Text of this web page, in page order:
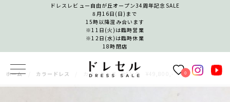
ドレスレビュー自由が丘オープン34周年記念SALE
8月16日(日)まで
15時以降混み合います
※11日(火)は臨時営業
※12日(水)は臨時休業
18時閉店
0
ホーム カラードレス カラードレス ピンク ¥49,800,-